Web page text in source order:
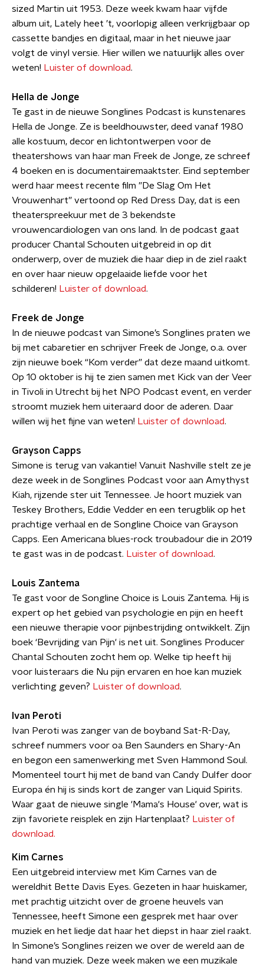
sized Martin uit 1953. Deze week kwam haar vijfde
album uit, Lately heet ’t, voorlopig alleen verkrijgbaar op
cassette bandjes en digitaal, maar in het nieuwe jaar
volgt de vinyl versie. Hier willen we natuurlijk alles over
weten! Luister of download.
Hella de Jonge
Te gast in de nieuwe Songlines Podcast is kunstenares
Hella de Jonge. Ze is beeldhouwster, deed vanaf 1980
alle kostuum, decor en lichtontwerpen voor de
theatershows van haar man Freek de Jonge, ze schreef
4 boeken en is documentairemaaktster. Eind september
werd haar meest recente film ”De Slag Om Het
Vrouwenhart” vertoond op Red Dress Day, dat is een
theaterspreekuur met de 3 bekendste
vrouwencardiologen van ons land. In de podcast gaat
producer Chantal Schouten uitgebreid in op dit
onderwerp, over de muziek die haar diep in de ziel raakt
en over haar nieuw opgelaaide liefde voor het
schilderen! Luister of download.
Freek de Jonge
In de nieuwe podcast van Simone’s Songlines praten we
bij met cabaretier en schrijver Freek de Jonge, o.a. over
zijn nieuwe boek “Kom verder” dat deze maand uitkomt.
Op 10 oktober is hij te zien samen met Kick van der Veer
in Tivoli in Utrecht bij het NPO Podcast event, en verder
stroomt muziek hem uiteraard door de aderen. Daar
willen wij het fijne van weten! Luister of download.
Grayson Capps
Simone is terug van vakantie! Vanuit Nashville stelt ze je
deze week in de Songlines Podcast voor aan Amythyst
Kiah, rijzende ster uit Tennessee. Je hoort muziek van
Teskey Brothers, Eddie Vedder en een terugblik op het
prachtige verhaal en de Songline Choice van Grayson
Capps. Een Americana blues-rock troubadour die in 2019
te gast was in de podcast. Luister of download.
Louis Zantema
Te gast voor de Songline Choice is Louis Zantema. Hij is
expert op het gebied van psychologie en pijn en heeft
een nieuwe therapie voor pijnbestrijding ontwikkelt. Zijn
boek ‘Bevrijding van Pijn' is net uit. Songlines Producer
Chantal Schouten zocht hem op. Welke tip heeft hij
voor luisteraars die Nu pijn ervaren en hoe kan muziek
verlichting geven? Luister of download.
Ivan Peroti
Ivan Peroti was zanger van de boyband Sat-R-Day,
schreef nummers voor oa Ben Saunders en Shary-An
en begon een samenwerking met Sven Hammond Soul.
Momenteel tourt hij met de band van Candy Dulfer door
Europa én hij is sinds kort de zanger van Liquid Spirits.
Waar gaat de nieuwe single 'Mama's House' over, wat is
zijn favoriete reisplek en zijn Hartenplaat? Luister of
download.
Kim Carnes
Een uitgebreid interview met Kim Carnes van de
wereldhit Bette Davis Eyes. Gezeten in haar huiskamer,
met prachtig uitzicht over de groene heuvels van
Tennessee, heeft Simone een gesprek met haar over
muziek en het liedje dat haar het diepst in haar ziel raakt.
In Simone’s Songlines reizen we over de wereld aan de
hand van muziek. Deze week maken we een muzikale